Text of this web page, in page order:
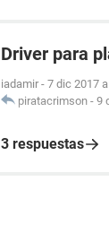
Driver para
iadamir - 7 dic 2017
piratacrimson - 9
3 respuestas